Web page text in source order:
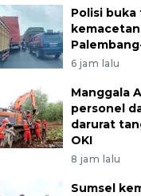
Polisi
6 jam lalu
Manggala
personel
darurat
OKI
8 jam lalu
Sumsel